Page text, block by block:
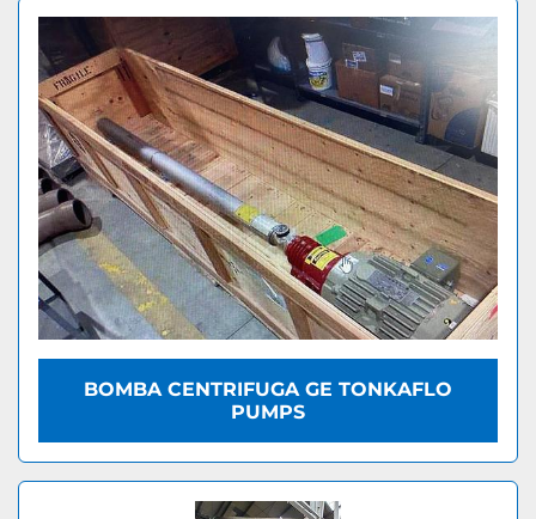
BOMBA CENTRIFUGA GE TONKAFLO
PUMPS